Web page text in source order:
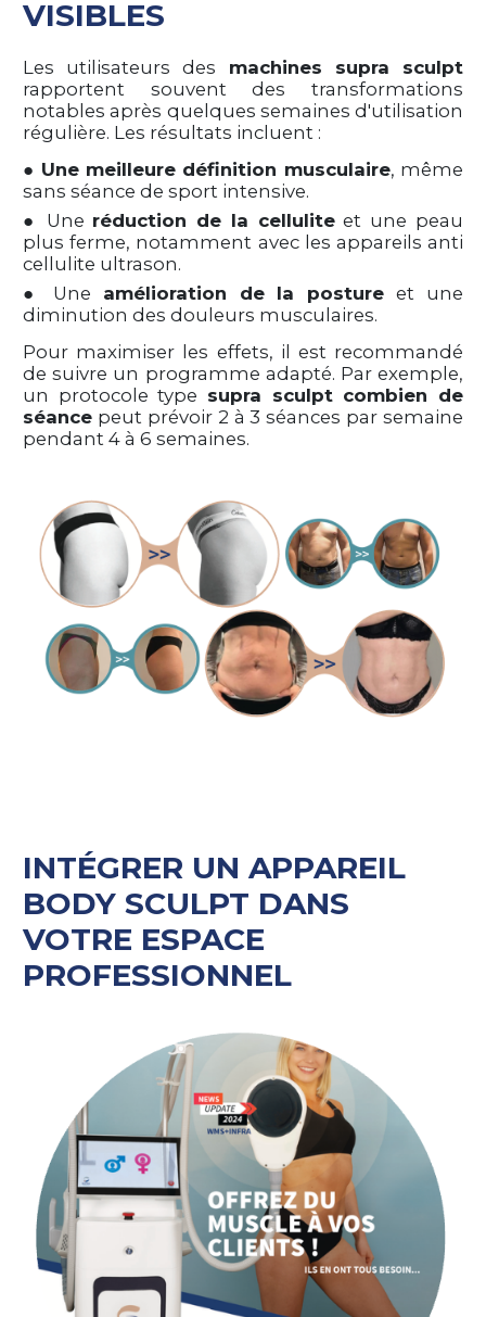
VISIBLES
Les utilisateurs des machines supra sculpt
rapportent souvent des transformations
notables après quelques semaines d'utilisation
régulière. Les résultats incluent :
● Une meilleure définition musculaire, même
sans séance de sport intensive.
● Une réduction de la celluliteet une peau
plus ferme, notamment avec les appareils anti
cellulite ultrason.
● Une amélioration de la posture et une
diminution des douleurs musculaires.
Pour maximiser les effets, il est recommandé
de suivre un programme adapté. Par exemple,
un protocole type supra sculpt combien de
séance peut prévoir 2 à 3 séances par semaine
pendant 4 à 6 semaines.
INTÉGRER UN APPAREIL
BODY SCULPT DANS
VOTRE ESPACE
PROFESSIONNEL